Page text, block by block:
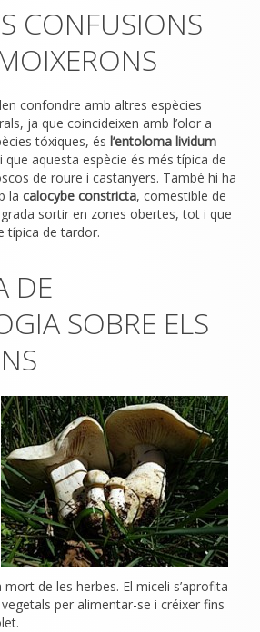
CONFUSIONS
confondre amb altres espècies
ja que coincideixen amb l’olor a
tóxiques, és l’entoloma lividum
aquesta espècie és més típica de
de roure i castanyers. També hi ha
la calocybe constricta, comestible de
sortir en zones obertes, tot i que
típica de tardor.
DE
SOBRE ELS
de les herbes. El miceli s’aprofita
per alimentar-se i créixer fins